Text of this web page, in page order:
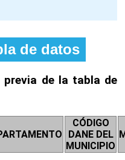
de datos
de la tabla de
CÓDIGO
DANE DEL
MUNICIPIO